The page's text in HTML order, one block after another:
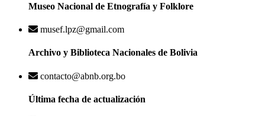
Museo Nacional de Etnografía y Folklore
musef.lpz@gmail.com
Archivo y Biblioteca Nacionales de Bolivia
contacto@abnb.org.bo
Última fecha de actualización